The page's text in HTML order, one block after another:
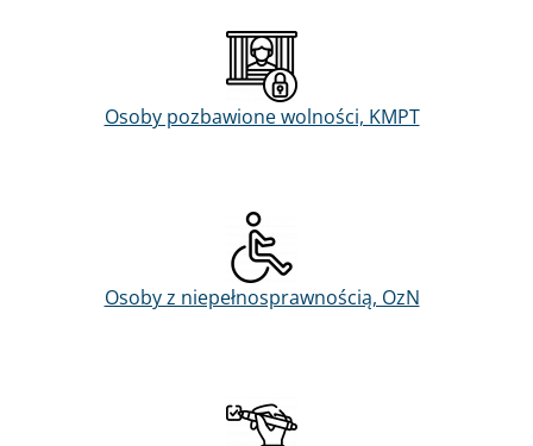
Osoby pozbawione wolności, KMPT
Osoby z niepełnosprawnością, OzN